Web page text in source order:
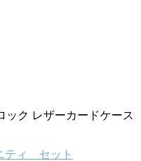
ック レザーカードケース
ティ セット